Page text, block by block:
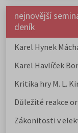
nejnovější
deník
Karel Hynek
Karel Havlíček
Kritika hry M. L.
Důležité reakce
Zákonitosti v